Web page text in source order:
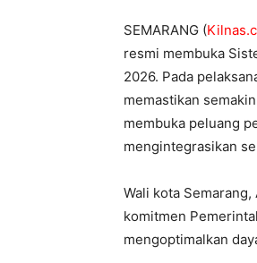
SEMARANG (
resmi membuka
2026. Pada
memastikan
membuka peluang
mengintegrasikan
Wali kota
komitmen
mengoptimalkan